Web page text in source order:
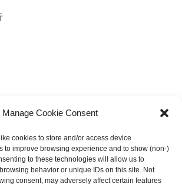
Manage Cookie Consent
cookies to store and/or access device
to improve browsing experience and to show (non-)
to these technologies will allow us to
behavior or unique IDs on this site. Not
consent, may adversely affect certain features